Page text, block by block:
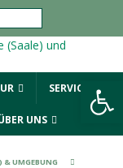
SERVICE
UNS
& UMGEBUNG
Werkzeugleiste öffnen